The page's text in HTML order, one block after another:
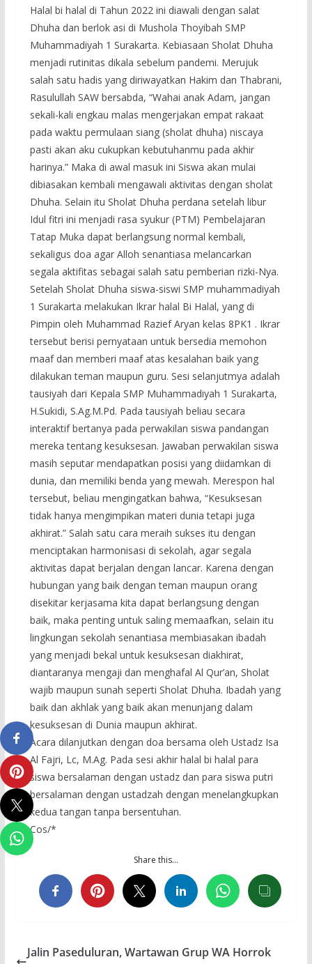
Halal bi halal di Tahun 2022 ini diawali dengan salat
Dhuha dan berlok asi di Mushola Thoyibah SMP
Muhammadiyah 1 Surakarta. Kebiasaan Sholat Dhuha
menjadi rutinitas dikala sebelum pandemi. Merujuk
salah satu hadis yang diriwayatkan Hakim dan Thabrani,
Rasulullah SAW bersabda, “Wahai anak Adam, jangan
sekali-kali engkau malas mengerjakan empat rakaat
pada waktu permulaan siang (sholat dhuha) niscaya
pasti akan aku cukupkan kebutuhanmu pada akhir
harinya.” Maka di awal masuk ini Siswa akan mulai
dibiasakan kembali mengawali aktivitas dengan sholat
Dhuha. Selain itu Sholat Dhuha perdana setelah libur
Idul fitri ini menjadi rasa syukur (PTM) Pembelajaran
Tatap Muka dapat berlangsung normal kembali,
sekaligus doa agar Alloh senantiasa melancarkan
segala aktifitas sebagai salah satu pemberian rizki-Nya.
Setelah Sholat Dhuha siswa-siswi SMP muhammadiyah
1 Surakarta melakukan Ikrar halal Bi Halal, yang di
Pimpin oleh Muhammad Razief Aryan kelas 8PK1 . Ikrar
tersebut berisi pernyataan untuk bersedia memohon
maaf dan memberi maaf atas kesalahan baik yang
dilakukan teman maupun guru. Sesi selanjutmya adalah
tausiyah dari Kepala SMP Muhammadiyah 1 Surakarta,
H.Sukidi, S.Ag.M.Pd. Pada tausiyah beliau secara
interaktif bertanya pada perwakilan siswa pandangan
mereka tentang kesuksesan. Jawaban perwakilan siswa
masih seputar mendapatkan posisi yang diidamkan di
dunia, dan memiliki benda yang mewah. Merespon hal
tersebut, beliau mengingatkan bahwa, “Kesuksesan
tidak hanya mengimpikan materi dunia tetapi juga
akhirat.” Salah satu cara meraih sukses itu dengan
menciptakan harmonisasi di sekolah, agar segala
aktivitas dapat berjalan dengan lancar. Karena dengan
hubungan yang baik dengan teman maupun orang
disekitar kerjasama kita dapat berlangsung dengan
baik, maka penting untuk saling memaafkan, selain itu
lingkungan sekolah senantiasa membiasakan ibadah
yang menjadi bekal untuk kesuksesan diakhirat,
diantaranya mengaji dan menghafal Al Qur’an, Sholat
wajib maupun sunah seperti Sholat Dhuha. Ibadah yang
baik dan akhlak yang baik akan menunjang dalam
kesuksesan di Dunia maupun akhirat.
Acara dilanjutkan dengan doa bersama oleh Ustadz Isa
Al Fajri, Lc, M.Ag. Pada sesi akhir halal bi halal para
siswa bersalaman dengan ustadz dan para siswa putri
bersalaman dengan ustadzah dengan menelangkupkan
kedua tangan tanpa bersentuhan.
Cos/*
Share this…
Jalin Paseduluran, Wartawan Grup WA Horrok